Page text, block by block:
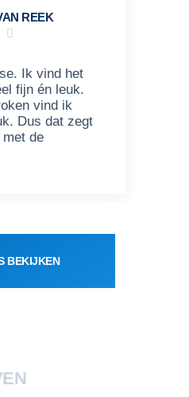
REEK

Ik vind het
fijn én leuk.
vind ik
Dus dat zegt
de
BEKIJKEN